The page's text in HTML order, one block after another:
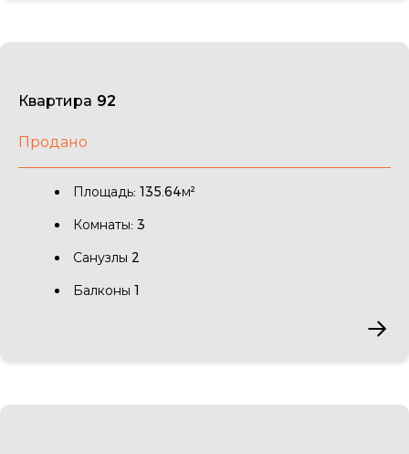
Квартира 92
Продано
Площадь: 135.64м²
Комнаты: 3
Санузлы 2
Балконы 1